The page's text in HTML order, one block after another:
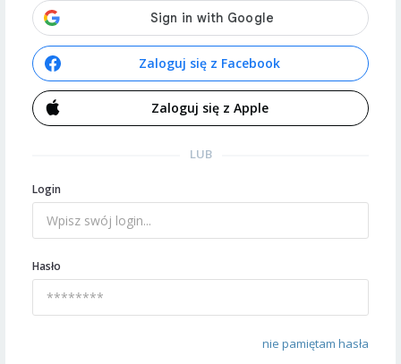
Zaloguj się z Facebook
Zaloguj się z Apple
LUB
Login
Hasło
nie pamiętam hasła